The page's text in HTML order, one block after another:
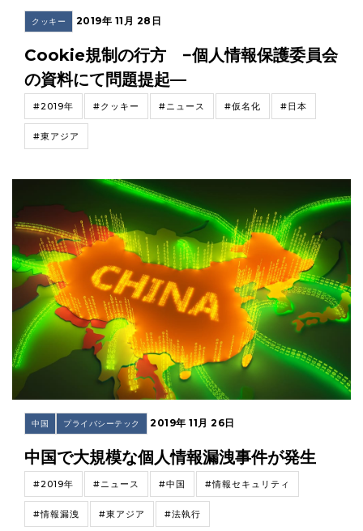
クッキー 2019年 11月 28日
Cookie規制の行方 −個人情報保護委員会
の資料にて問題提起—
#2019年 #クッキー #ニュース #仮名化 #日本
#東アジア
中国 プライバシーテック 2019年 11月 26日
中国で大規模な個人情報漏洩事件が発生
#2019年 #ニュース #中国 #情報セキュリティ
#情報漏洩 #東アジア #法執行